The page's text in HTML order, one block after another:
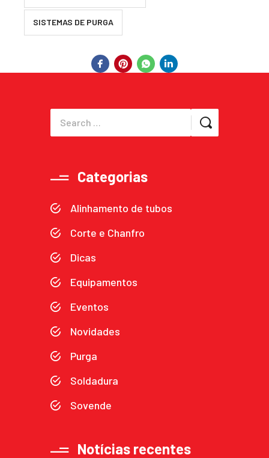
SISTEMAS DE PURGA
Categorias
Alinhamento de tubos
Corte e Chanfro
Dicas
Equipamentos
Eventos
Novidades
Purga
Soldadura
Sovende
Notícias recentes